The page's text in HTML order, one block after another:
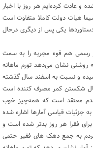
و عادت کرده‌ایم هر روز با اخبار
هیات دولت کاملا متفاوت است
یکی پس از دیگری درحال
رسمی هم قوه مجریه را به سمت
روشنی نشان می‌دهد تورم ماهانه
۱۴۰۳ به رقم ۲٫۶۳ درصد رسیده و نسبت به اسفند سال گذشته
شکستن کمر مصرف کننده است
قدم معتقد است که همه‌چیز خوب
قیاسی آمارها اشاره شده
فقرا هر روز بدتر شده است و
مردم به جمع دهک های فقیر حتمی